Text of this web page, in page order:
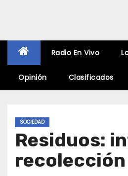
Radio En Vivo
Opinión Clasificados
SOCIEDAD
Residuos: